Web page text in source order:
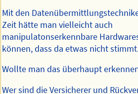
Mit den
Zeit hätte man vielleicht auch
manipulatonserkennbare
können, dass da etwas nicht
Wollte man das überhaupt
Wer sind die Versicherer und